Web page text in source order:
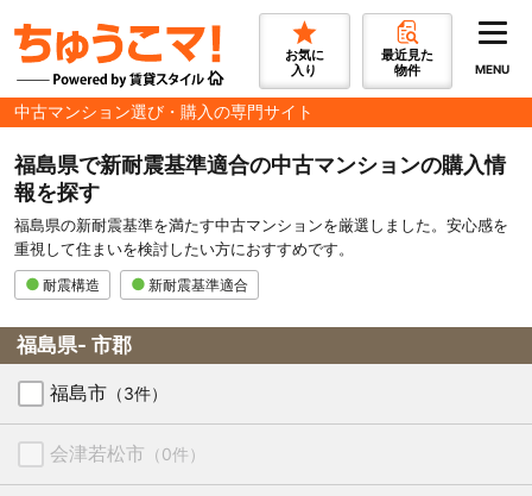
お気に
入り
最近見た
物件
MENU
中古マンション選び・購入の専門サイト
福島県で新耐震基準適合の中古マンションの購入情
報を探す
福島県の新耐震基準を満たす中古マンションを厳選しました。安心感を
重視して住まいを検討したい方におすすめです。
耐震構造 新耐震基準適合
福島県- 市郡
福島市 （3件）
会津若松市 （0件）